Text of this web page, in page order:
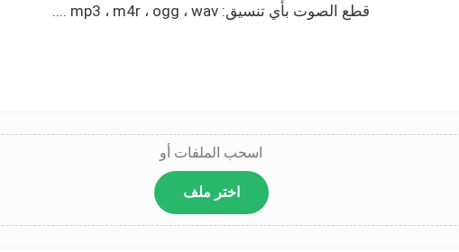
قطع الصوت بأي تنسيق: mp3 ، m4r ، ogg ، wav ....
اسحب الملفات أو
اختر ملف